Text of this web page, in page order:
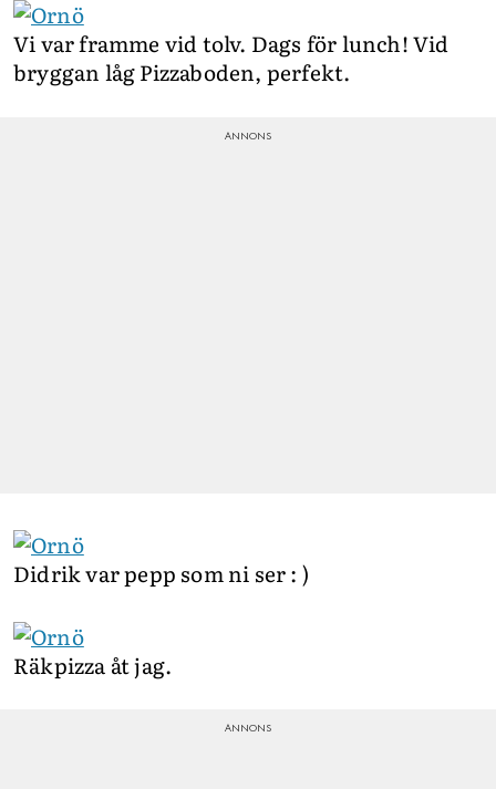
Vi var framme vid tolv. Dags för lunch! Vid
bryggan låg Pizzaboden, perfekt.
Didrik var pepp som ni ser : )
Räkpizza åt jag.